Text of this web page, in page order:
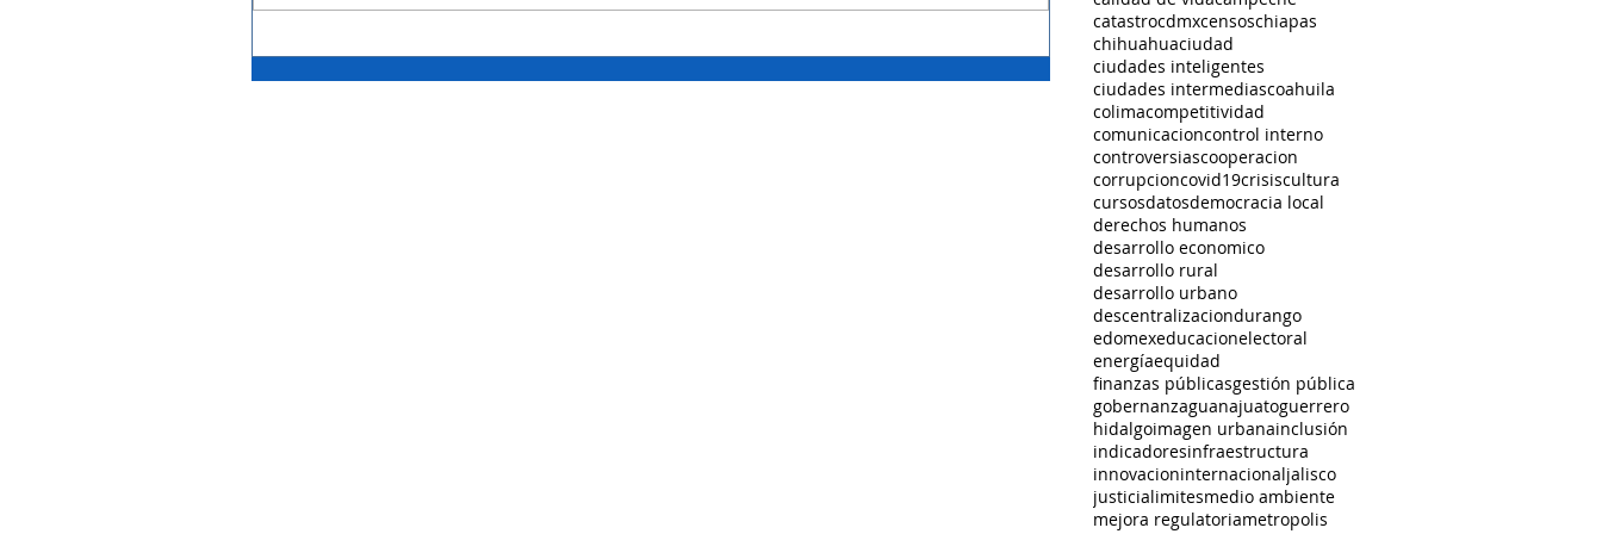
catastrocdmxcensoschiapas
chihuahuaciudad
ciudades inteligentes
ciudades intermediascoahuila
colimacompetitividad
comunicacioncontrol interno
controversiascooperacion
corrupcioncovid19crisiscultura
cursosdatosdemocracia local
derechos humanos
desarrollo economico
desarrollo rural
desarrollo urbano
descentralizaciondurango
edomexeducacionelectoral
energíaequidad
finanzas públicasgestión pública
gobernanzaguanajuatoguerrero
hidalgoimagen urbanainclusión
indicadoresinfraestructura
innovacioninternacionaljalisco
justicialimitesmedio ambiente
mejora regulatoriametropolis